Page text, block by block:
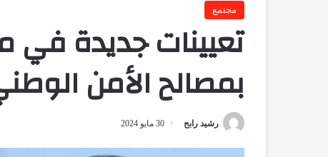
مجتمع
تعيينات جديدة في
بمصالح الأمن
رشيد رابح 30 مايو 2024